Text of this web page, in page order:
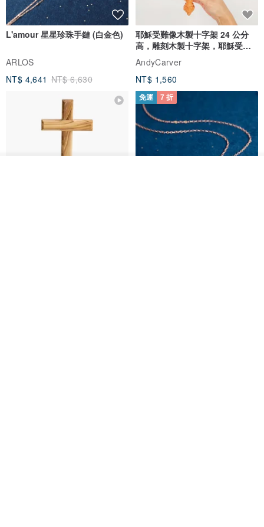
L'amour 星星珍珠手鏈 (白金色)
ARLOS
NT$ 4,641 NT$ 6,630
耶穌受難像木製十字架 24 公分
高，雕刻木製十字架，耶穌受難
像天主教十字架
AndyCarver
NT$ 1,560
免運 7 折